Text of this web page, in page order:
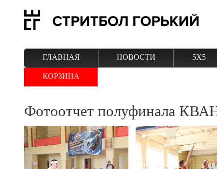
ГЛАВНАЯ НОВОСТИ 5Х5
КОРЗИНА
Фотоотчет полуфинала